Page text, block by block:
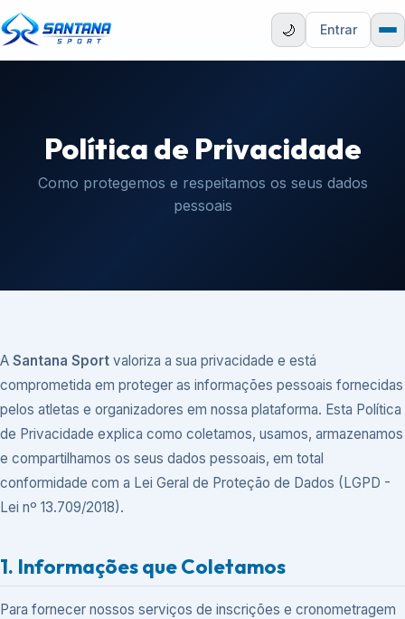
🌙 Entrar
Política de Privacidade
Como protegemos e respeitamos os seus dados
pessoais
A Santana Sport valoriza a sua privacidade e está
comprometida em proteger as informações pessoais fornecidas
pelos atletas e organizadores em nossa plataforma. Esta Política
de Privacidade explica como coletamos, usamos, armazenamos
e compartilhamos os seus dados pessoais, em total
conformidade com a Lei Geral de Proteção de Dados (LGPD -
Lei nº 13.709/2018).
1. Informações que Coletamos
Para fornecer nossos serviços de inscrições e cronometragem